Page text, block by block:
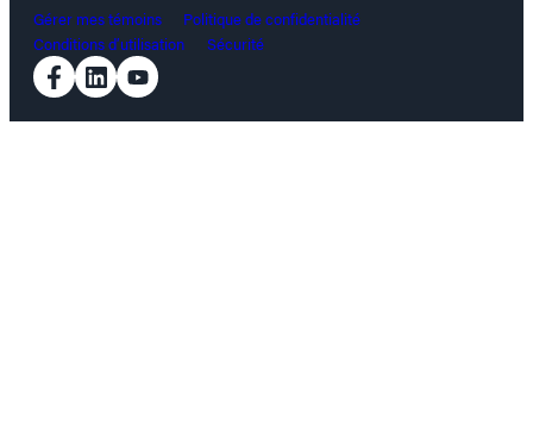
Gérer mes témoins
Politique de confidentialité
Conditions d’utilisation
Sécurité